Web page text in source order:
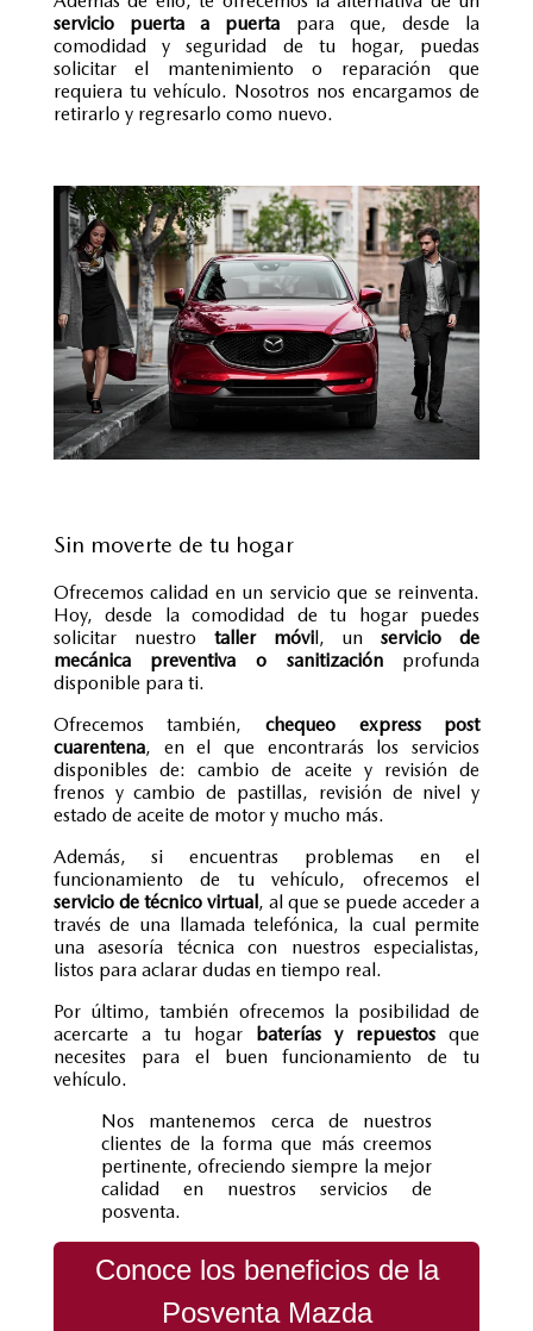
servicio puerta a puerta para que, desde la
comodidad y seguridad de tu hogar, puedas
solicitar el mantenimiento o reparación que
requiera tu vehículo. Nosotros nos encargamos de
retirarlo y regresarlo como nuevo.
Sin moverte de tu hogar
Ofrecemos calidad en un servicio que se reinventa.
Hoy, desde la comodidad de tu hogar puedes
solicitar nuestro taller móvil, unservicio de
mecánica preventiva o sanitizaciónprofunda
disponible para ti.
Ofrecemos también, chequeo express post
cuarentena, en el que encontrarás los servicios
disponibles de: cambio de aceite y revisión de
frenos y cambio de pastillas, revisión de nivel y
estado de aceite de motor y mucho más.
Además, si encuentras problemas en el
funcionamiento de tu vehículo, ofrecemos el
servicio de técnico virtual, al que se puede acceder a
través de una llamada telefónica, la cual permite
una asesoría técnica con nuestros especialistas,
listos para aclarar dudas en tiempo real.
Por último, también ofrecemos la posibilidad de
acercarte a tu hogar baterías y repuestos que
necesites para el buen funcionamiento de tu
vehículo.
Nos mantenemos cerca de nuestros
clientes de la forma que más creemos
pertinente, ofreciendo siempre la mejor
calidad en nuestros servicios de
posventa.
Conoce los beneficios de la
Posventa Mazda